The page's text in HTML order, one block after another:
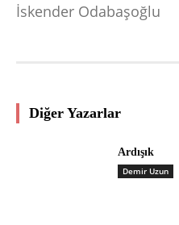
İskender Odabaşoğlu
Diğer Yazarlar
Ardışık
Demir Uzun